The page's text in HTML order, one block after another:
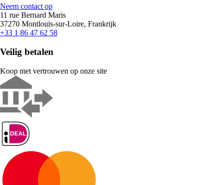
Neem contact op
11 rue Bernard Maris
37270 Montlouis-sur-Loire, Frankrijk
+33 1 86 47 62 58
Veilig betalen
Koop met vertrouwen op onze site